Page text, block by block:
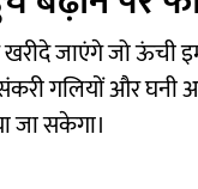
जाएंगे जो ऊंची
गलियों और घनी
जा सकेगा।